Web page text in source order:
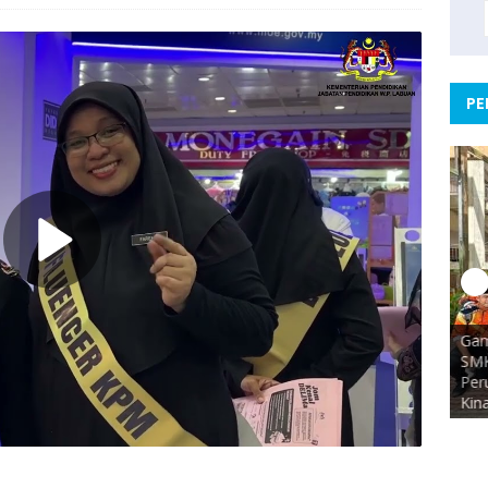
Tuan ASP Ruslan menyampaikan sijil watikah
pelantikan pemimpin muda